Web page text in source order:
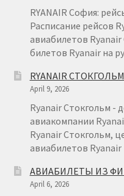
RYANAIR София:
Расписание рейсов
авиабилетов
билетов Ryanair на
RYANAIR СТОКГОЛЬМ
April 9, 2026
Ryanair Стокгольм -
авиакомпании
Ryanair Стокгольм,
авиабилетов Ryanair
АВИАБИЛЕТЫ ИЗ
April 6, 2026